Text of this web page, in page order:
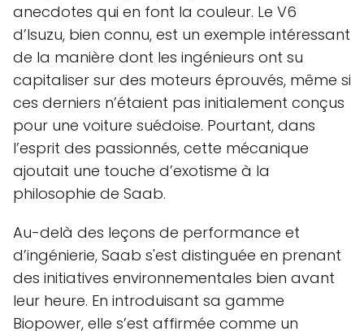
anecdotes qui en font la couleur. Le V6
d’Isuzu, bien connu, est un exemple intéressant
de la manière dont les ingénieurs ont su
capitaliser sur des moteurs éprouvés, même si
ces derniers n’étaient pas initialement conçus
pour une voiture suédoise. Pourtant, dans
l’esprit des passionnés, cette mécanique
ajoutait une touche d’exotisme à la
philosophie de Saab.
Au-delà des leçons de performance et
d’ingénierie, Saab s'est distinguée en prenant
des initiatives environnementales bien avant
leur heure. En introduisant sa gamme
Biopower, elle s’est affirmée comme un